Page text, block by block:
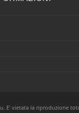
E' vietata la riproduzione